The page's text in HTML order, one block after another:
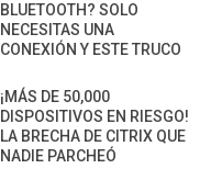
BLUETOOTH? SOLO
NECESITAS UNA
CONEXIÓN Y ESTE TRUCO
¡MÁS DE 50,000
DISPOSITIVOS EN RIESGO!
LA BRECHA DE CITRIX QUE
NADIE PARCHEÓ